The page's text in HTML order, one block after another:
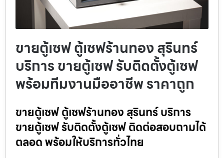
ขายตู้เซฟ ตู้เซฟร้านทอง สุรินทร์
บริการ ขายตู้เซฟ รับติดตั้งตู้เซฟ
พร้อมทีมงานมืออาชีพ ราคาถูก
ขายตู้เซฟ ตู้เซฟร้านทอง สุรินทร์ บริการ
ขายตู้เซฟ รับติดตั้งตู้เซฟ ติดต่อสอบถามได้
ตลอด พร้อมให้บริการทั่วไทย